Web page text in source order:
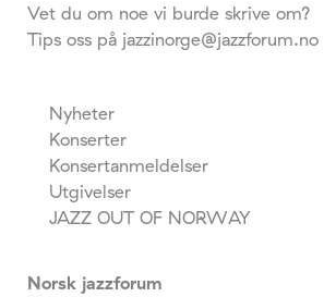
Vet du om noe vi burde skrive om?
Tips oss på jazzinorge@jazzforum.no
Nyheter
Konserter
Konsertanmeldelser
Utgivelser
JAZZ OUT OF NORWAY
Norsk jazzforum